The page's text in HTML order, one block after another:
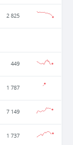
2 825
449
1 787
7 149
1 737